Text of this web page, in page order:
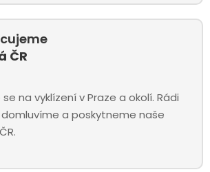
ČR
na vyklízení v Praze a okolí. Rádi
domluvíme a poskytneme naše